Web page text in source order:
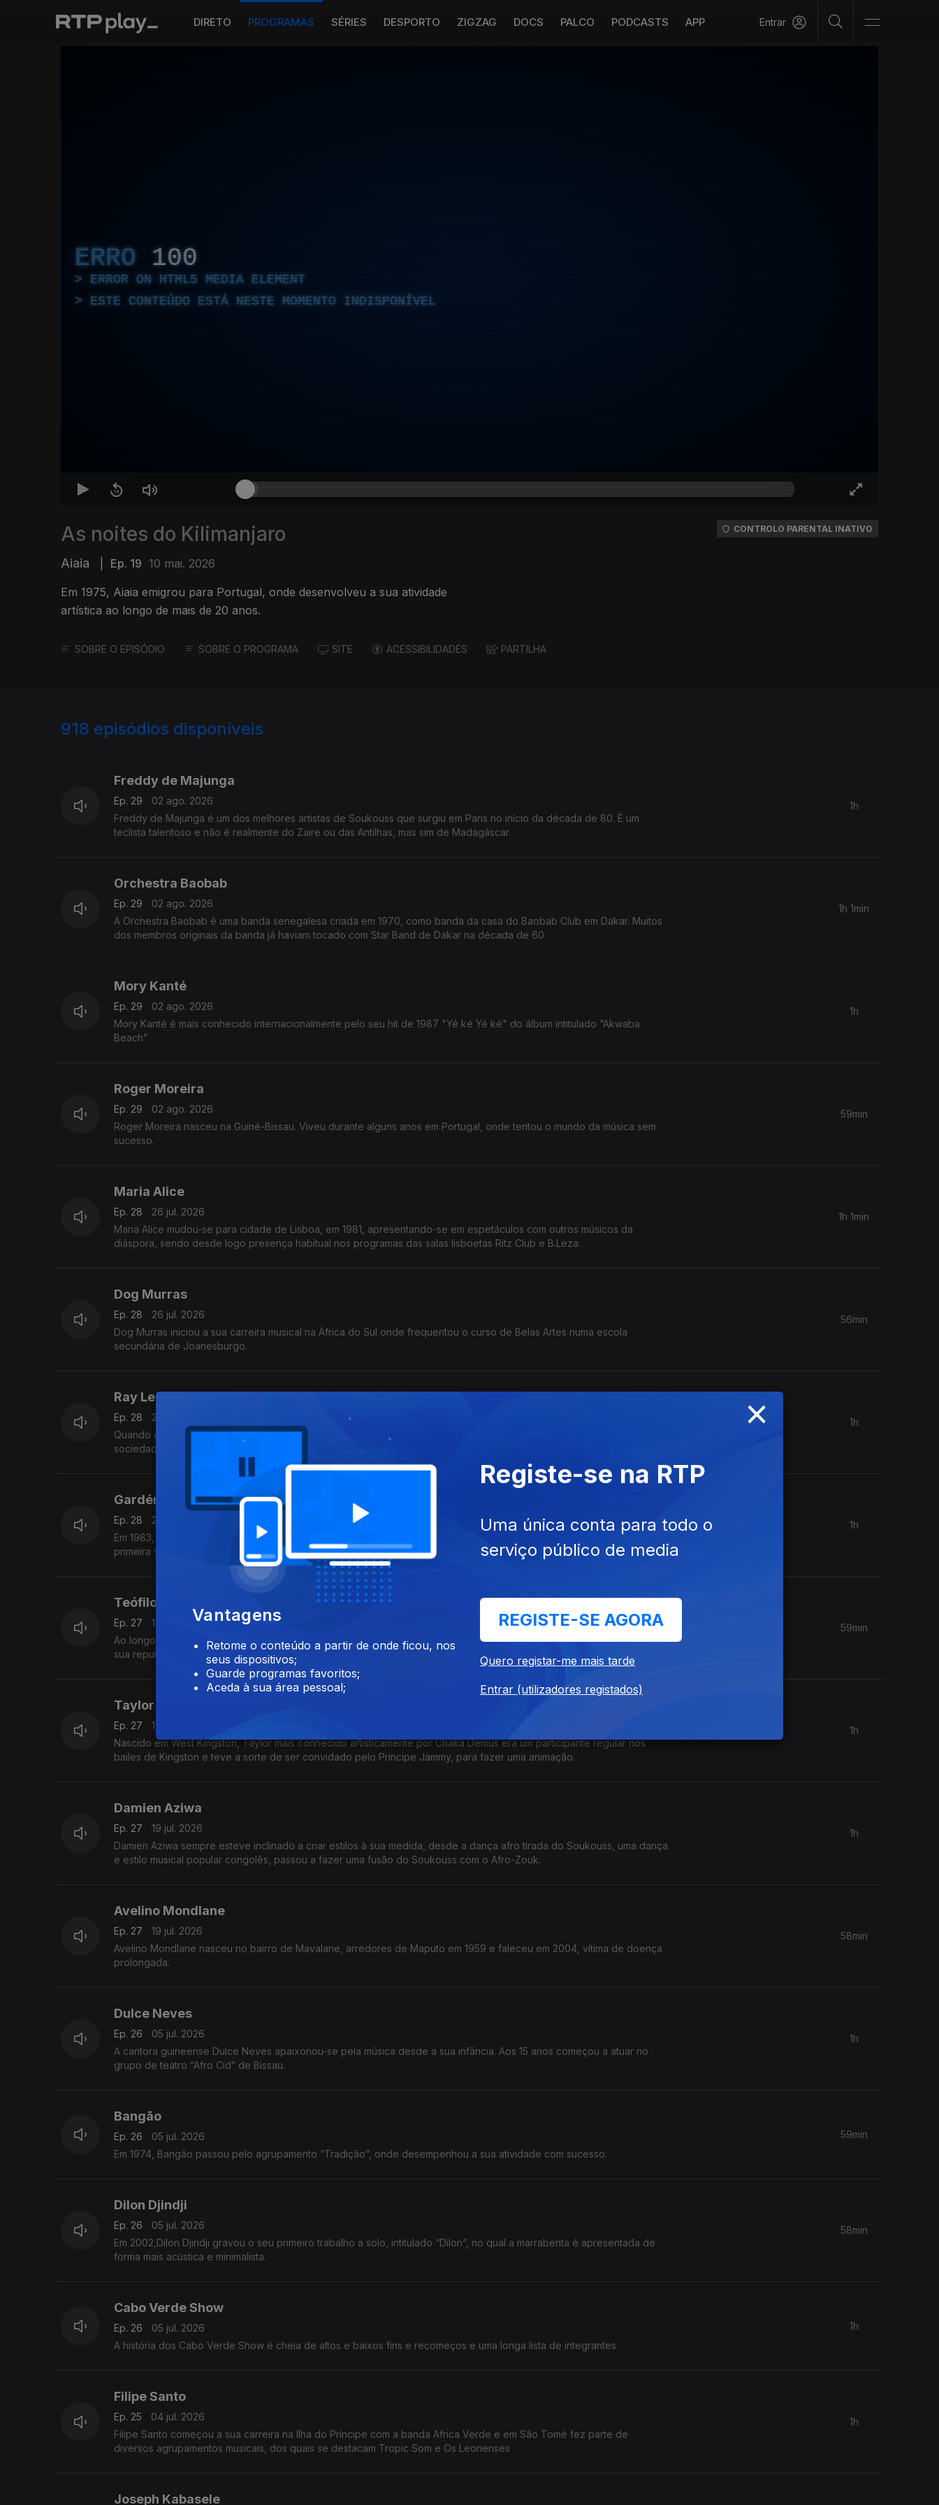
DIRETO PROGRAMAS SÉRIES DESPORTO ZIGZAG DOCS PALCO PODCASTS APP Entrar
ERRO 100
ERROR ON HTML5 MEDIA ELEMENT
ESTE CONTEÚDO ESTÁ NESTE MOMENTO INDISPONÍVEL
As noites do Kilimanjaro
Aiaia Ep. 19 10 mai. 2026
Em 1975, Aiaia emigrou para Portugal, onde desenvolveu a sua atividade
artística ao longo de mais de 20 anos.
CONTROLO PARENTAL INATIVO
SOBRE O EPISÓDIO SOBRE O PROGRAMA SITE ACESSIBILIDADES PARTILHA
918 episódios disponíveis
Freddy de Majunga
Ep. 29
02 ago. 2026
Freddy de Majunga é um dos melhores artistas de Soukouss que surgiu em Paris no início da década de 80. É um
teclista talentoso e não é realmente do Zaire ou das Antilhas, mas sim de Madagáscar.
1h
Orchestra Baobab
Ep. 29
02 ago. 2026
A Orchestra Baobab é uma banda senegalesa criada em 1970, como banda da casa do Baobab Club em Dakar. Muitos
dos membros originais da banda já haviam tocado com Star Band de Dakar na década de 60
1h 1min
Mory Kanté
Ep. 29
02 ago. 2026
Mory Kanté é mais conhecido internacionalmente pelo seu hit de 1987 "Yé ké Yé ké" do álbum intitulado “Akwaba
Beach”
1h
Roger Moreira
Ep. 29
02 ago. 2026
Roger Moreira nasceu na Guiné-Bissau. Viveu durante alguns anos em Portugal, onde tentou o mundo da música sem
sucesso.
59min
Maria Alice
Ep. 28
26 jul. 2026
Maria Alice mudou-se para cidade de Lisboa, em 1981, apresentando-se em espetáculos com outros músicos da
diáspora, sendo desde logo presença habitual nos programas das salas lisboetas Ritz Club e B.Leza.
1h 1min
Dog Murras
Ep. 28
26 jul. 2026
Dog Murras iniciou a sua carreira musical na África do Sul onde frequentou o curso de Belas Artes numa escola
secundária de Joanesburgo.
56min
Ray Lema
Ep. 28
26 jul. 2026
Quando criança Ray Lema queria ser padre e em 1957, com 11 anos de idade, ingressou no seminário dos Padres (uma
sociedade católica romana de vida apostólica), onde o seu talento para a música foi reconhecido.
1h
Gardénia Benrós
Ep. 28
26 jul. 2026
Em 1983, Gardénia Benrós integrou o projeto conjunto Tropical Power, nos Estados Unidos da América e gravou pela
primeira vez em estúdio três temas com esse grupo
1h
Teófilo Chantre
Ep. 27
19 jul. 2026
Ao longo da sua vida Teófilo Chantre foi muito influenciado pela restante música lusófona, a brasileira em particular. A
sua reputação como cantor e compositor foi aumentando.
59min
Taylor
Ep. 27
19 jul. 2026
Nascido em West Kingston, Taylor mais conhecido artisticamente por Chaka Demus era um participante regular nos
bailes de Kingston e teve a sorte de ser convidado pelo Príncipe Jammy, para fazer uma animação.
1h
Damien Aziwa
Ep. 27
19 jul. 2026
Damien Aziwa sempre esteve inclinado a criar estilos à sua medida, desde a dança afro tirada do Soukouss, uma dança
e estilo musical popular congolês, passou a fazer uma fusão do Soukouss com o Afro-Zouk.
1h
Avelino Mondlane
Ep. 27
19 jul. 2026
Avelino Mondlane nasceu no bairro de Mavalane, arredores de Maputo em 1959 e faleceu em 2004, vítima de doença
prolongada.
58min
Dulce Neves
Ep. 26
05 jul. 2026
A cantora guineense Dulce Neves apaixonou-se pela música desde a sua infância. Aos 15 anos começou a atuar no
grupo de teatro “Afro Cid” de Bissau.
1h
Bangão
Ep. 26
05 jul. 2026
Em 1974, Bangão passou pelo agrupamento “Tradição”, onde desempenhou a sua atividade com sucesso.
59min
Dilon Djindji
Ep. 26
05 jul. 2026
Em 2002,Dilon Djindji gravou o seu primeiro trabalho a solo, intitulado “Dilon”, no qual a marrabenta é apresentada de
forma mais acústica e minimalista.
58min
Cabo Verde Show
Ep. 26
05 jul. 2026
A história dos Cabo Verde Show é cheia de altos e baixos fins e recomeços e uma longa lista de integrantes
1h
Filipe Santo
Ep. 25
04 jul. 2026
Filipe Santo começou a sua carreira na Ilha do Príncipe com a banda Africa Verde e em São Tomé fez parte de
diversos agrupamentos musicais, dos quais se destacam Tropic Som e Os Leonenses
1h
Joseph Kabasele
×
Vantagens
Retome o conteúdo a partir de onde ficou, nos
seus dispositivos;
Guarde programas favoritos;
Aceda à sua área pessoal;
Registe-se na RTP
Uma única conta para todo o
serviço público de media
REGISTE-SE AGORA
Quero registar-me mais tarde
Entrar (utilizadores registados)